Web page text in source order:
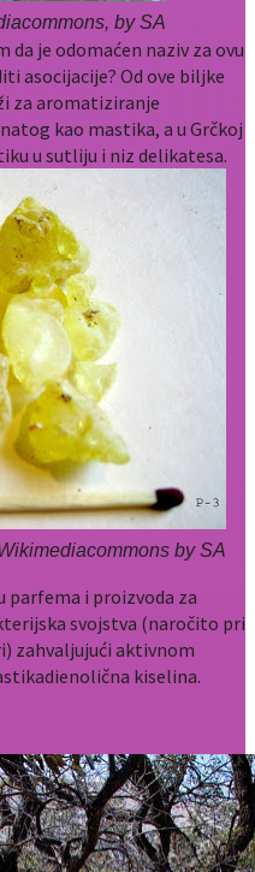
by SA
da je odomaćen naziv za ovu
asocijacije? Od ove biljke
za aromatiziranje
kao mastika, a u Grčkoj
u sutliju i niz delikatesa.
by SA
parfema i proizvoda za
svojstva (naročito pri
zahvaljujući aktivnom
kiselina.